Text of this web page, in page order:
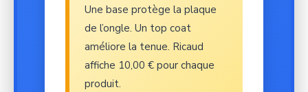
Une base protège la plaque
de l’ongle. Un top coat
améliore la tenue. Ricaud
affiche 10,00 € pour chaque
produit.